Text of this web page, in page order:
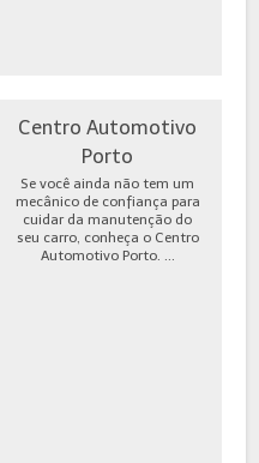
Centro Automotivo
Porto
Se você ainda não tem um
mecânico de confiança para
cuidar da manutenção do
seu carro, conheça o Centro
Automotivo Porto. ...